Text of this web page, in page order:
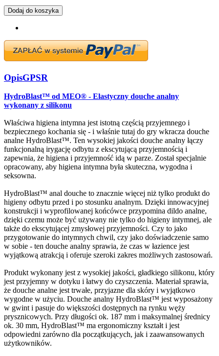
Dodaj do koszyka
OpisGPSR
HydroBlast™ od MEO® - Elastyczny douche analny
wykonany z silikonu
Właściwa higiena intymna jest istotną częścią przyjemnego i
bezpiecznego kochania się - i właśnie tutaj do gry wkracza douche
analne HydroBlast™. Ten wysokiej jakości douche analny łączy
funkcjonalną irygację odbytu z ekscytującą przyjemnością i
zapewnia, że higiena i przyjemność idą w parze. Został specjalnie
opracowany, aby higiena intymna była skuteczna, wygodna i
seksowna.
HydroBlast™ anal douche to znacznie więcej niż tylko produkt do
higieny odbytu przed i po stosunku analnym. Dzięki innowacyjnej
konstrukcji i wyprofilowanej końcówce przypomina dildo analne,
dzięki czemu może być używany nie tylko do higieny intymnej, ale
także do ekscytującej zmysłowej przyjemności. Czy to jako
przygotowanie do intymnych chwil, czy jako doświadczenie samo
w sobie - ten douche analny sprawia, że czas w łazience jest
wyjątkową atrakcją i oferuje szeroki zakres możliwych zastosowań.
Produkt wykonany jest z wysokiej jakości, gładkiego silikonu, który
jest przyjemny w dotyku i łatwy do czyszczenia. Materiał sprawia,
że douche analne jest trwałe, przyjazne dla skóry i wyjątkowo
wygodne w użyciu. Douche analny HydroBlast™ jest wyposażony
w gwint i pasuje do większości dostępnych na rynku węży
prysznicowych. Przy długości ok. 187 mm i maksymalnej średnicy
ok. 30 mm, HydroBlast™ ma ergonomiczny kształt i jest
odpowiedni zarówno dla początkujących, jak i zaawansowanych
użytkowników.